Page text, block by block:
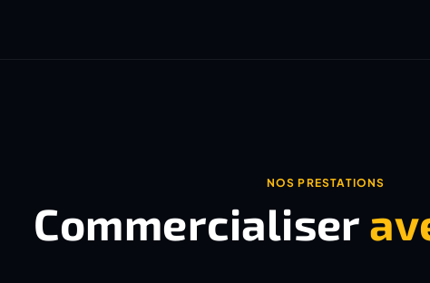
NOS PRESTATIONS
Commercialiser